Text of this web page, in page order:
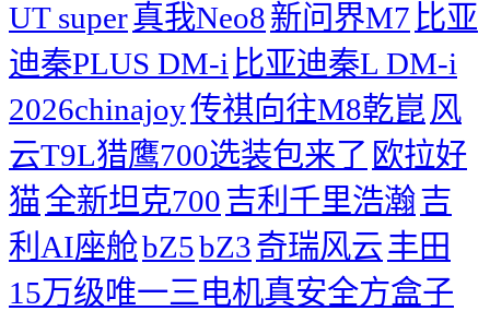
UT super真我Neo8新问界M7 比亚
迪秦PLUS DM-i 比亚迪秦L DM-i
2026chinajoy传祺向往M8乾崑 风
云T9L猎鹰700选装包来了 欧拉好
猫全新坦克700吉利千里浩瀚吉
利AI座舱bZ5bZ3奇瑞风云丰田
15万级唯一三电机真安全方盒子